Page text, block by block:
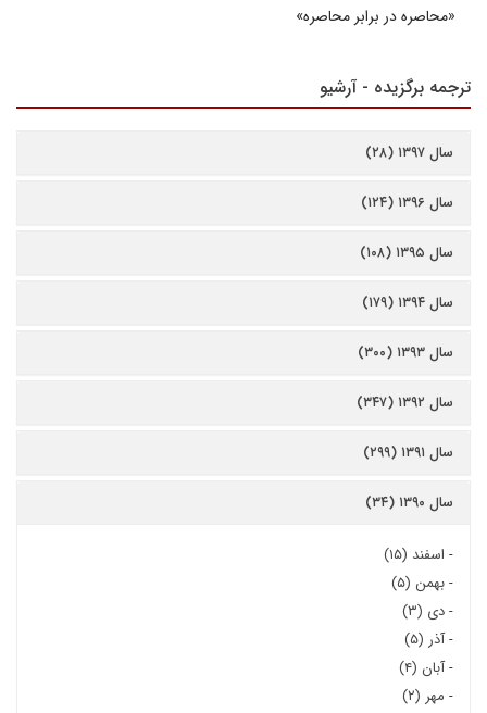
«محاصره در برابر محاصره»
ترجمه برگزیده - آرشیو
سال ۱۳۹۷ (۲۸)
سال ۱۳۹۶ (۱۲۴)
سال ۱۳۹۵ (۱۰۸)
سال ۱۳۹۴ (۱۷۹)
سال ۱۳۹۳ (۳۰۰)
سال ۱۳۹۲ (۳۴۷)
سال ۱۳۹۱ (۲۹۹)
سال ۱۳۹۰ (۳۴)
- اسفند (۱۵)
-بهمن (۵)
-دی (۳)
-آذر (۵)
-آبان (۴)
- مهر (۲)